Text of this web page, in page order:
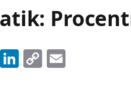
Pinterest
LinkedIn
Copy